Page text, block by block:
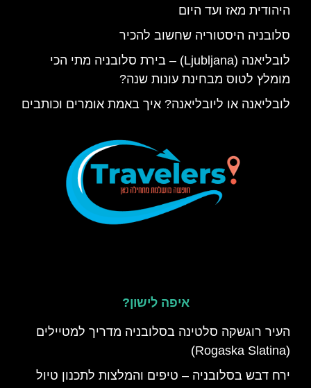
היהודית מאז ועד היום
סלובניה היסטוריה שחשוב להכיר
לובליאנה (Ljubljana) – בירת סלובניה מתי הכי
מומלץ לטוס מבחינת עונות שנה?
לובליאנה או ליובליאנה? איך באמת אומרים וכותבים
איפה לישון?
העיר רוגשקה סלטינה בסלובניה מדריך למטיילים
(Rogaska Slatina)
ירח דבש בסלובניה – טיפים והמלצות לתכנון טיול